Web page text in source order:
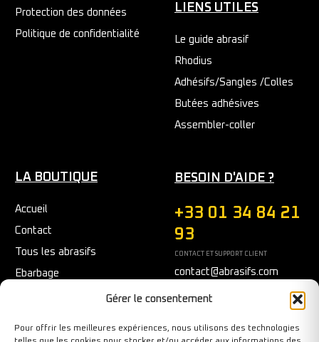
Gérer le consentement
Pour offrir les meilleures expériences, nous utilisons des technologies
Protection des données
Politique de confidentialité
LIENS UTILES
Le guide abrasif
Rhodius
Adhésifs/Sangles /Colles
Butées adhésives
Assembler-coller
LA BOUTIQUE
Accueil
Contact
Tous les abrasifs
Ebarbage
Nettoyage
BESOIN D'AIDE ?
+33 01 34 84 21
93
CONTACT ET SUPPORT CLIENT
contact@abrasifs.com
Du Lundi au Vendredi